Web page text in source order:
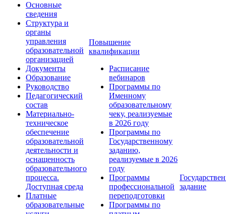
Основные
сведения
Структура и
органы
управления
образовательной
организацией
Документы
Образование
Руководство
Педагогический
состав
Материально-
техническое
обеспечение
образовательной
деятельности и
оснащенность
образовательного
процесса.
Доступная среда
Платные
образовательные
Повышение
квалификации
Расписание
вебинаров
Программы по
Именному
образовательному
чеку, реализуемые
в 2026 году
Программы по
Государственному
заданию,
реализуемые в 2026
году
Программы
профессиональной
переподготовки
Программы по
задание